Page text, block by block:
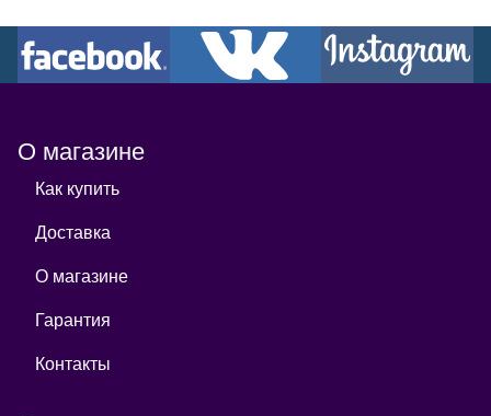
О магазине
Как купить
Доставка
О магазине
Гарантия
Контакты